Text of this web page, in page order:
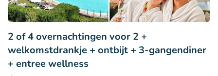
2 of 4 overnachtingen voor 2 +
welkomstdrankje + ontbijt + 3-gangendiner
+ entree wellness